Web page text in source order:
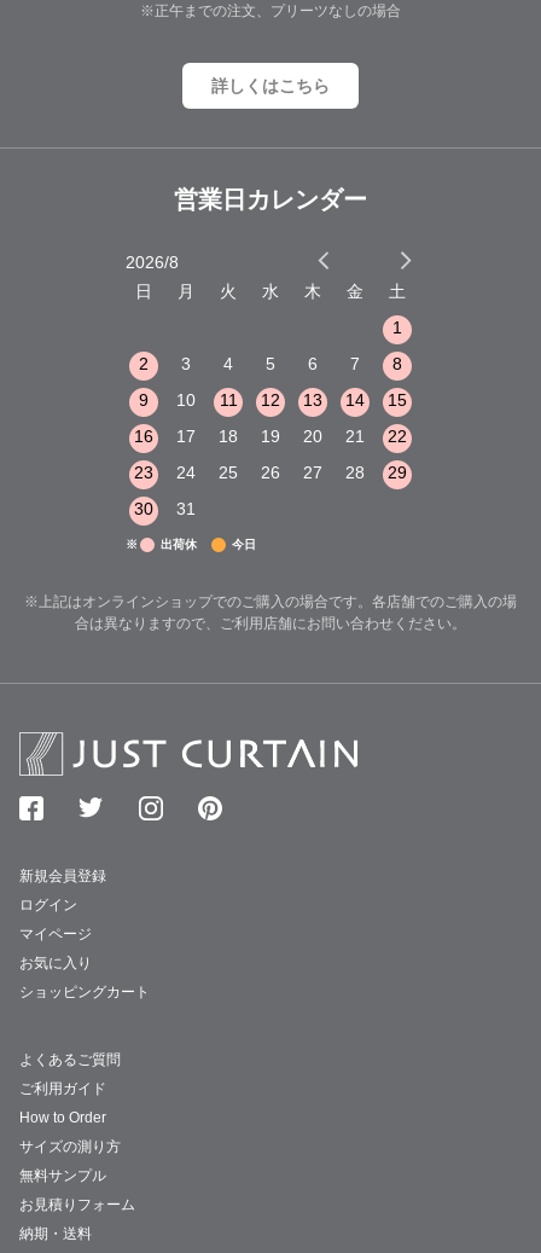
※正午までの注文、プリーツなしの場合
詳しくはこちら
営業日カレンダー
2026/8
日
月 火 水 木 金
土
1
2
3 4 5 6 7
8
9
10 11 12 13 14
15
16
17 18 19 20 21
22
23
24 25 26 27 28
29
30
31
※ 出荷休 今日
※上記はオンラインショップでのご購入の場合です。各店舗でのご購入の場
合は異なりますので、ご利用店舗にお問い合わせください。
新規会員登録
ログイン
マイページ
お気に入り
ショッピングカート
よくあるご質問
ご利用ガイド
How to Order
サイズの測り方
無料サンプル
お見積りフォーム
納期・送料